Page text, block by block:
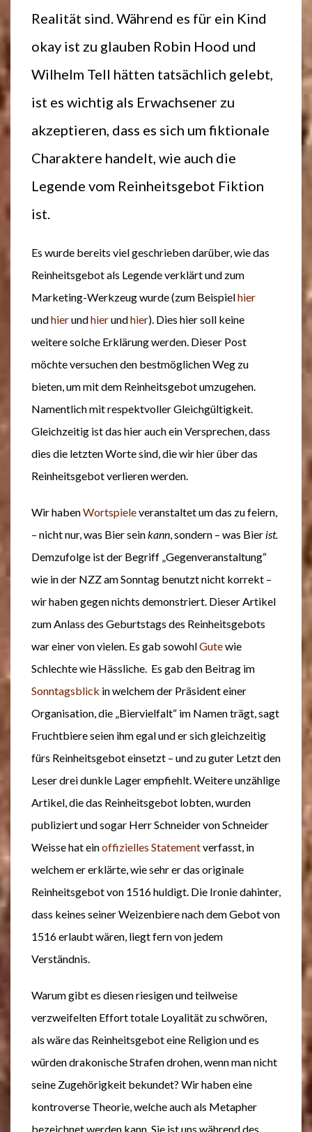
Realität sind. Während es für ein Kind
okay ist zu glauben Robin Hood und
Wilhelm Tell hätten tatsächlich gelebt,
ist es wichtig als Erwachsener zu
akzeptieren, dass es sich um fiktionale
Charaktere handelt, wie auch die
Legende vom Reinheitsgebot Fiktion
ist.
Es wurde bereits viel geschrieben darüber, wie das
Reinheitsgebot als Legende verklärt und zum
Marketing-Werkzeug wurde (zum Beispielhier
undhierundhierundhier). Dies hier soll keine
weitere solche Erklärung werden. Dieser Post
möchte versuchen den bestmöglichen Weg zu
bieten, um mit dem Reinheitsgebot umzugehen.
Namentlich mit respektvoller Gleichgültigkeit.
Gleichzeitig ist das hier auch ein Versprechen, dass
dies die letzten Worte sind, die wir hier über das
Reinheitsgebot verlieren werden.
Wir habenWortspieleveranstaltet um das zu feiern,
– nicht nur, was Bier seinkann, sondern – was Bier ist.
Demzufolge ist der Begriff „Gegenveranstaltung“
wie in der NZZ am Sonntag benutzt nicht korrekt –
wir haben gegen nichts demonstriert. Dieser Artikel
zum Anlass des Geburtstags des Reinheitsgebots
war einer von vielen. Es gab sowohlGutewie
Schlechte wie Hässliche. Es gab den Beitrag im
Sonntagsblick in welchem der Präsident einer
Organisation, die „Biervielfalt“ im Namen trägt, sagt
Fruchtbiere seien ihm egal und er sich gleichzeitig
fürs Reinheitsgebot einsetzt – und zu guter Letzt den
Leser drei dunkle Lager empfiehlt. Weitere unzählige
Artikel, die das Reinheitsgebot lobten, wurden
publiziert und sogar Herr Schneider von Schneider
Weisse hat einoffizielles Statementverfasst, in
welchem er erklärte, wie sehr er das originale
Reinheitsgebot von 1516 huldigt. Die Ironie dahinter,
dass keines seiner Weizenbiere nach dem Gebot von
1516 erlaubt wären, liegt fern von jedem
Verständnis.
Warum gibt es diesen riesigen und teilweise
verzweifelten Effort totale Loyalität zu schwören,
als wäre das Reinheitsgebot eine Religion und es
würden drakonische Strafen drohen, wenn man nicht
seine Zugehörigkeit bekundet? Wir haben eine
kontroverse Theorie, welche auch als Metapher
bezeichnet werden kann. Sie ist uns während des